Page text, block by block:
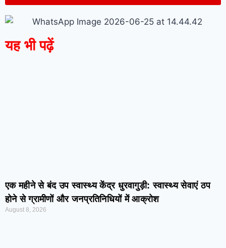
यह भी पढ़ें
एक महीने से बंद उप स्वास्थ्य केंद्र धुरवागुड़ी: स्वास्थ्य सेवाएं ठप
होने से ग्रामीणों और जनप्रतिनिधियों में आक्रोश
August 8, 2026